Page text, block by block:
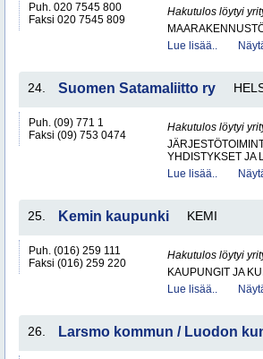
Puh. 020 7545 800
Faksi 020 7545 809
Hakutulos löytyi
Lue lisää..
24. Suomen Satamaliitto ry
Puh. (09) 771 1
Faksi (09) 753 0474
Hakutulos löytyi
YHDISTYKSET JA
Lue lisää..
25. Kemin kaupunki KEMI
Puh. (016) 259 111
Faksi (016) 259 220
Hakutulos löytyi
KAUPUNGIT JA
Lue lisää..
26. Larsmo kommun / Luodon